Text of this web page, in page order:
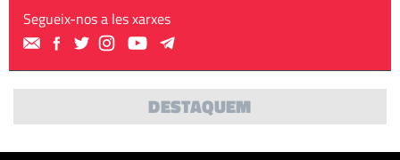
Segueix-nos a les xarxes
DESTAQUEM